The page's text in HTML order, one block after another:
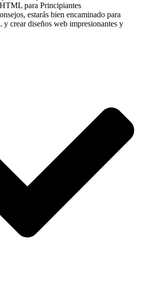
para Principiantes
estarás bien encaminado para
crear diseños web impresionantes y